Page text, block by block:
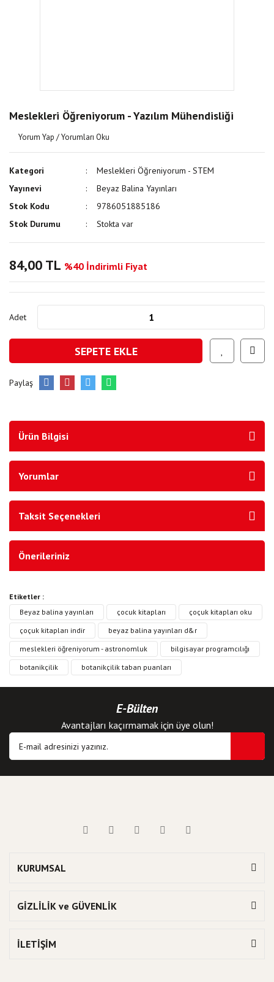
Meslekleri Öğreniyorum - Yazılım Mühendisliği
Yorum Yap / Yorumları Oku
Kategori
Meslekleri Öğreniyorum - STEM
Yayınevi
Beyaz Balina Yayınları
Stok Kodu
9786051885186
Stok Durumu
Stokta var
84,00 TL %40 İndirimli Fiyat
Adet
SEPETE EKLE
Paylaş
Ürün Bilgisi
Yorumlar
Taksit Seçenekleri
Önerileriniz
Etiketler :
Beyaz balina yayınları
çocuk kitapları
çoçuk kitapları oku
çoçuk kitapları indir
beyaz balina yayınları d&r
meslekleri öğreniyorum - astronomluk
bilgisayar programcılığı
botanikçilik
botanikçilik taban puanları
E-Bülten
Avantajları kaçırmamak için üye olun!
KURUMSAL
GİZLİLİK ve GÜVENLİK
İLETİŞİM